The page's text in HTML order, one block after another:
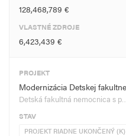
128,468,789 €
VLASTNÉ ZDROJE
6,423,439 €
PROJEKT
Modernizácia Detskej
Detská fakultná nemocnica s
STAV
PROJEKT RIADNE UKONČENÝ (K)